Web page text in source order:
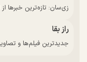
زی‌سان: تازه‌ترین خبرها
راز بقا
جدیدترین فیلم‌ها و